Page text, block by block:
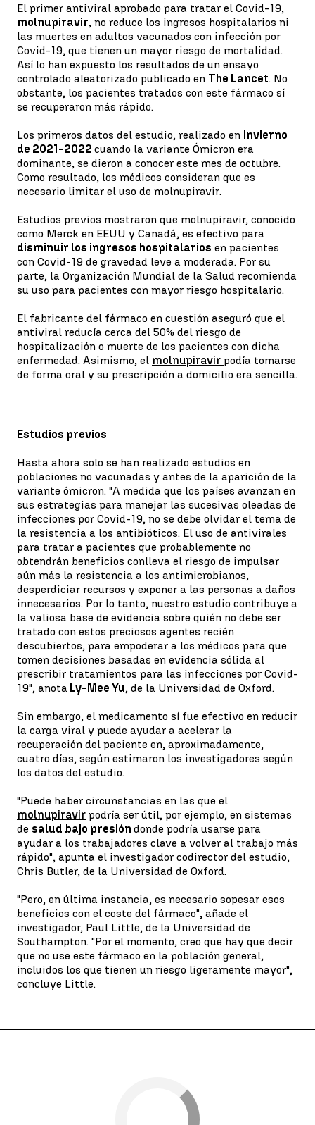
El primer antiviral aprobado para tratar el Covid-19,
molnupiravir, no reduce los ingresos hospitalarios ni
las muertes en adultos vacunados con infección por
Covid-19, que tienen un mayor riesgo de mortalidad.
Así lo han expuesto los resultados de un ensayo
controlado aleatorizado publicado en The Lancet. No
obstante, los pacientes tratados con este fármaco sí
se recuperaron más rápido.
Los primeros datos del estudio, realizado en invierno
de 2021-2022 cuando la variante Ómicron era
dominante, se dieron a conocer este mes de octubre.
Como resultado, los médicos consideran que es
necesario limitar el uso de molnupiravir.
Estudios previos mostraron que molnupiravir, conocido
como Merck en EEUU y Canadá, es efectivo para
disminuir los ingresos hospitalarios en pacientes
con Covid-19 de gravedad leve a moderada. Por su
parte, la Organización Mundial de la Salud recomienda
su uso para pacientes con mayor riesgo hospitalario.
El fabricante del fármaco en cuestión aseguró que el
antiviral reducía cerca del 50% del riesgo de
hospitalización o muerte de los pacientes con dicha
enfermedad. Asimismo, el molnupiravir podía tomarse
de forma oral y su prescripción a domicilio era sencilla.
Estudios previos
Hasta ahora solo se han realizado estudios en
poblaciones no vacunadas y antes de la aparición de la
variante ómicron. "A medida que los países avanzan en
sus estrategias para manejar las sucesivas oleadas de
infecciones por Covid-19, no se debe olvidar el tema de
la resistencia a los antibióticos. El uso de antivirales
para tratar a pacientes que probablemente no
obtendrán beneficios conlleva el riesgo de impulsar
aún más la resistencia a los antimicrobianos,
desperdiciar recursos y exponer a las personas a daños
innecesarios. Por lo tanto, nuestro estudio contribuye a
la valiosa base de evidencia sobre quién no debe ser
tratado con estos preciosos agentes recién
descubiertos, para empoderar a los médicos para que
tomen decisiones basadas en evidencia sólida al
prescribir tratamientos para las infecciones por Covid-
19", anota Ly-Mee Yu, de la Universidad de Oxford.
Sin embargo, el medicamento sí fue efectivo en reducir
la carga viral y puede ayudar a acelerar la
recuperación del paciente en, aproximadamente,
cuatro días, según estimaron los investigadores según
los datos del estudio.
"Puede haber circunstancias en las que el
molnupiravir podría ser útil, por ejemplo, en sistemas
de salud bajo presión donde podría usarse para
ayudar a los trabajadores clave a volver al trabajo más
rápido", apunta el investigador codirector del estudio,
Chris Butler, de la Universidad de Oxford.
"Pero, en última instancia, es necesario sopesar esos
beneficios con el coste del fármaco", añade el
investigador, Paul Little, de la Universidad de
Southampton. "Por el momento, creo que hay que decir
que no use este fármaco en la población general,
incluidos los que tienen un riesgo ligeramente mayor",
concluye Little.